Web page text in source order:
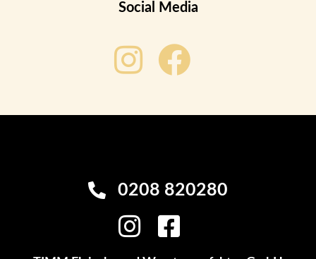
Social Media
0208 820280